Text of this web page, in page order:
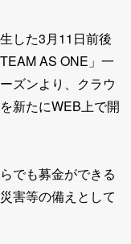
した3月11日前後
AS ONE」一
ズンより、クラウ
新たにWEB上で開
でも募金ができる
害等の備えとして